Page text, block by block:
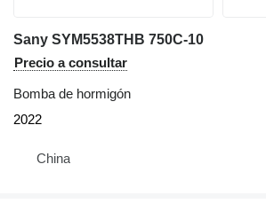
Sany SYM5538THB 750C-10
Precio a consultar
Bomba de hormigón
2022
China